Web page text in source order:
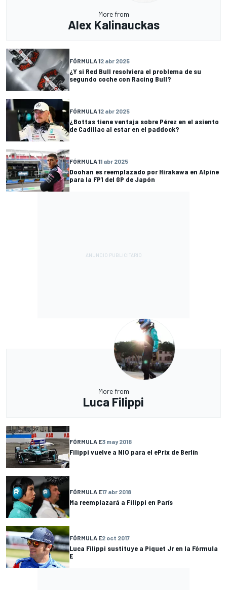
More from
Alex Kalinauckas
FÓRMULA 12 abr 2025
¿Y si Red Bull resolviera el problema de su
segundo coche con Racing Bull?
FÓRMULA 12 abr 2025
¿Bottas tiene ventaja sobre Pérez en el asiento
de Cadillac al estar en el paddock?
FÓRMULA 11 abr 2025
Doohan es reemplazado por Hirakawa en Alpine
para la FP1 del GP de Japón
More from
Luca Filippi
FÓRMULA E3 may 2018
Filippi vuelve a NIO para el ePrix de Berlín
FÓRMULA E17 abr 2018
Ma reemplazará a Filippi en París
FÓRMULA E2 oct 2017
Luca Filippi sustituye a Piquet Jr en la Fórmula
E